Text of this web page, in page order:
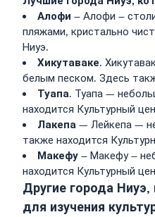
Алофи – Алофи –
пляжами, кристально
Ниуэ.
Хикутаваке.
белым песком. Здесь
Туапа. Туапа —
находится Культурный
Лакепа — Лейкепа —
также находится
Макефу – Макефу –
находится Культурный
Другие города
для изучения